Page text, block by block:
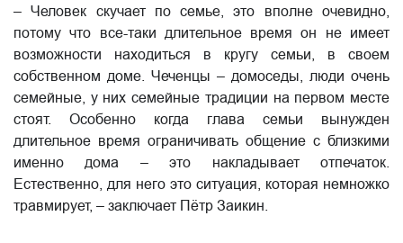
– Человек скучает по семье, это вполне очевидно,
потому что все-таки длительное время он не имеет
возможности находиться в кругу семьи, в своем
собственном доме. Чеченцы – домоседы, люди очень
семейные, у них семейные традиции на первом месте
стоят. Особенно когда глава семьи вынужден
длительное время ограничивать общение с близкими
именно дома – это накладывает отпечаток.
Естественно, для него это ситуация, которая немножко
травмирует, – заключает Пётр Заикин.